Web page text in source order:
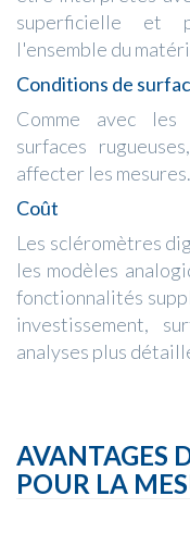
superficielle et
l'ensemble du
Conditions de
Comme avec les
surfaces
affecter les mesures.
Coût
Les scléromètres
les modèles
fonctionnalités
investissement,
analyses plus
AVANTAGES
POUR LA